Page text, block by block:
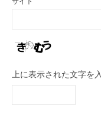
上に表示された文字を